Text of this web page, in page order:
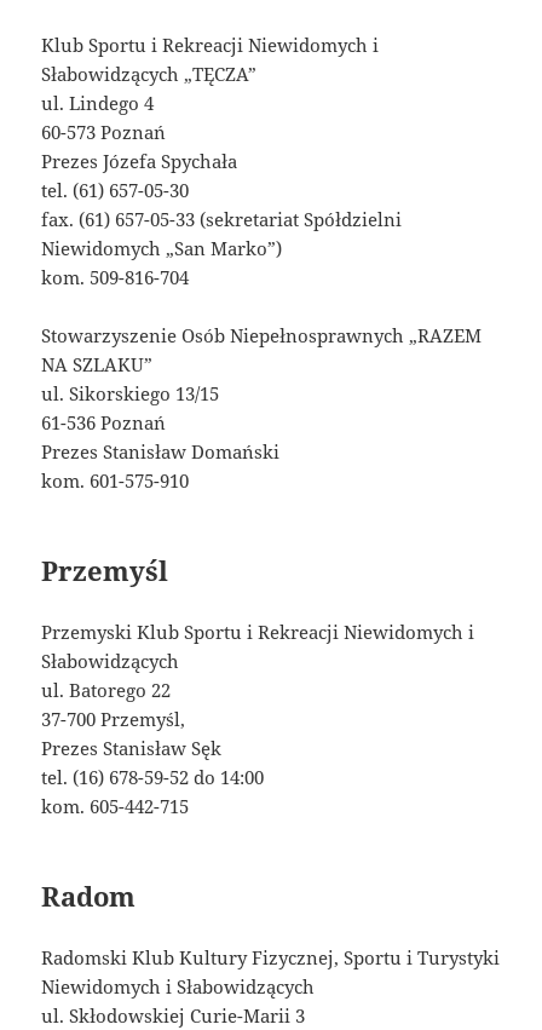
Klub Sportu i Rekreacji Niewidomych i
Słabowidzących „TĘCZA”
ul. Lindego 4
60-573 Poznań
Prezes Józefa Spychała
tel. (61) 657-05-30
fax. (61) 657-05-33 (sekretariat Spółdzielni
Niewidomych „San Marko”)
kom. 509-816-704
Stowarzyszenie Osób Niepełnosprawnych „RAZEM
NA SZLAKU”
ul. Sikorskiego 13/15
61-536 Poznań
Prezes Stanisław Domański
kom. 601-575-910
Przemyśl
Przemyski Klub Sportu i Rekreacji Niewidomych i
Słabowidzących
ul. Batorego 22
37-700 Przemyśl,
Prezes Stanisław Sęk
tel. (16) 678-59-52 do 14:00
kom. 605-442-715
Radom
Radomski Klub Kultury Fizycznej, Sportu i Turystyki
Niewidomych i Słabowidzących
ul. Skłodowskiej Curie-Marii 3